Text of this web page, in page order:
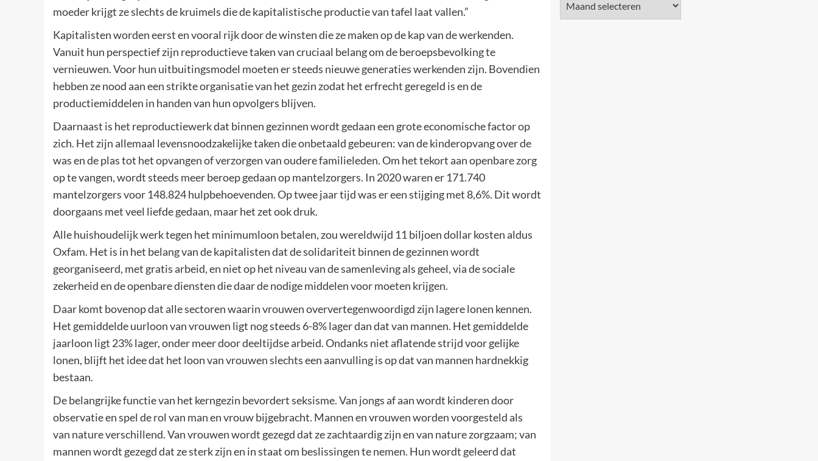
moeder krijgt ze slechts de kruimels die de kapitalistische productie van tafel laat vallen.”
Kapitalisten worden eerst en vooral rijk door de winsten die ze maken op de kap van de werkenden.
Vanuit hun perspectief zijn reproductieve taken van cruciaal belang om de beroepsbevolking te
vernieuwen. Voor hun uitbuitingsmodel moeten er steeds nieuwe generaties werkenden zijn. Bovendien
hebben ze nood aan een strikte organisatie van het gezin zodat het erfrecht geregeld is en de
productiemiddelen in handen van hun opvolgers blijven.
Daarnaast is het reproductiewerk dat binnen gezinnen wordt gedaan een grote economische factor op
zich. Het zijn allemaal levensnoodzakelijke taken die onbetaald gebeuren: van de kinderopvang over de
was en de plas tot het opvangen of verzorgen van oudere familieleden. Om het tekort aan openbare zorg
op te vangen, wordt steeds meer beroep gedaan op mantelzorgers. In 2020 waren er 171.740
mantelzorgers voor 148.824 hulpbehoevenden. Op twee jaar tijd was er een stijging met 8,6%. Dit wordt
doorgaans met veel liefde gedaan, maar het zet ook druk.
Alle huishoudelijk werk tegen het minimumloon betalen, zou wereldwijd 11 biljoen dollar kosten aldus
Oxfam. Het is in het belang van de kapitalisten dat de solidariteit binnen de gezinnen wordt
georganiseerd, met gratis arbeid, en niet op het niveau van de samenleving als geheel, via de sociale
zekerheid en de openbare diensten die daar de nodige middelen voor moeten krijgen.
Daar komt bovenop dat alle sectoren waarin vrouwen oververtegenwoordigd zijn lagere lonen kennen.
Het gemiddelde uurloon van vrouwen ligt nog steeds 6-8% lager dan dat van mannen. Het gemiddelde
jaarloon ligt 23% lager, onder meer door deeltijdse arbeid. Ondanks niet aflatende strijd voor gelijke
lonen, blijft het idee dat het loon van vrouwen slechts een aanvulling is op dat van mannen hardnekkig
bestaan.
De belangrijke functie van het kerngezin bevordert seksisme. Van jongs af aan wordt kinderen door
observatie en spel de rol van man en vrouw bijgebracht. Mannen en vrouwen worden voorgesteld als
van nature verschillend. Van vrouwen wordt gezegd dat ze zachtaardig zijn en van nature zorgzaam; van
mannen wordt gezegd dat ze sterk zijn en in staat om beslissingen te nemen. Hun wordt geleerd dat